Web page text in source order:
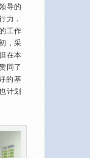
导的
力，
工作
，采
在本
同了
的基
计划